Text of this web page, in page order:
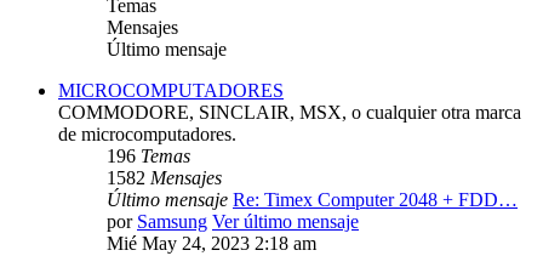
Temas
Mensajes
Último mensaje
MICROCOMPUTADORES
COMMODORE, SINCLAIR, MSX, o cualquier otra marca
de microcomputadores.
196 Temas
1582 Mensajes
Último mensaje Re: Timex Computer 2048 + FDD…
por Samsung Ver último mensaje
Mié May 24, 2023 2:18 am